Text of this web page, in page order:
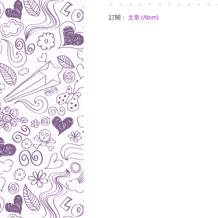
訂閱： 文章 (Atom)